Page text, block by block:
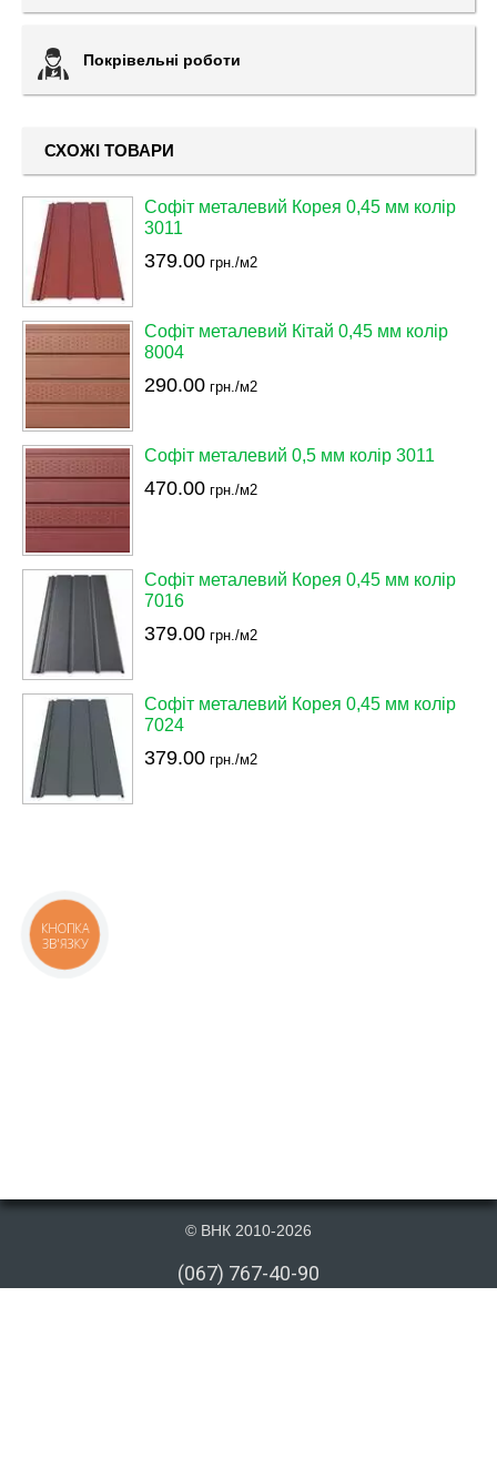
Покрівельні роботи
СХОЖІ ТОВАРИ
Софіт металевий Корея 0,45 мм колір
3011
379.00 грн./м2
Софіт металевий Кітай 0,45 мм колір
8004
290.00 грн./м2
Софіт металевий 0,5 мм колір 3011
470.00 грн./м2
Софіт металевий Корея 0,45 мм колір
7016
379.00 грн./м2
Софіт металевий Корея 0,45 мм колір
7024
379.00 грн./м2
© ВНК 2010-2026
(067) 767-40-90
КНОПКА
ЗВ'ЯЗКУ